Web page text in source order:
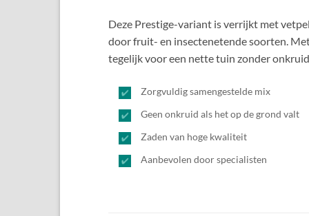
Deze Prestige-variant is verrijkt met
door fruit- en insectenetende soorten.
tegelijk voor een nette tuin zonder onkruid.
Zorgvuldig samengestelde mix
Geen onkruid als het op de grond valt
Zaden van hoge kwaliteit
Aanbevolen door specialisten